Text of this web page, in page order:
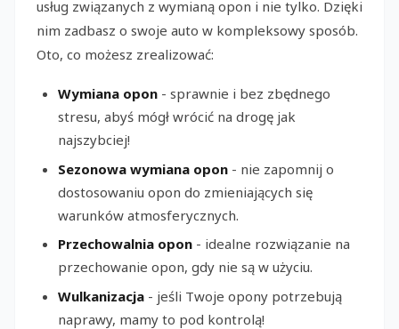
usług związanych z wymianą opon i nie tylko. Dzięki
nim zadbasz o swoje auto w kompleksowy sposób.
Oto, co możesz zrealizować:
Wymiana opon - sprawnie i bez zbędnego
stresu, abyś mógł wrócić na drogę jak
najszybciej!
Sezonowa wymiana opon - nie zapomnij o
dostosowaniu opon do zmieniających się
warunków atmosferycznych.
Przechowalnia opon - idealne rozwiązanie na
przechowanie opon, gdy nie są w użyciu.
Wulkanizacja - jeśli Twoje opony potrzebują
naprawy, mamy to pod kontrolą!